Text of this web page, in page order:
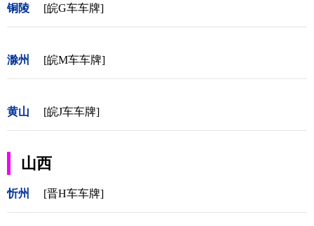
铜陵 [皖G车车牌]
滁州 [皖M车车牌]
黄山 [皖J车车牌]
山西
忻州 [晋H车车牌]